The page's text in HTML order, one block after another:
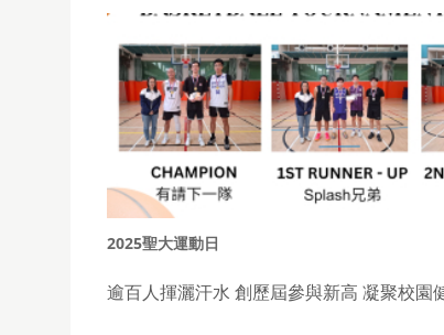
2025聖大運動日
逾百人揮灑汗水 創歷屆參與新高 凝聚校園